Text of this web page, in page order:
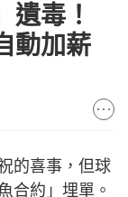
遺毒！
動加薪
的喜事，但球
合約」埋單。